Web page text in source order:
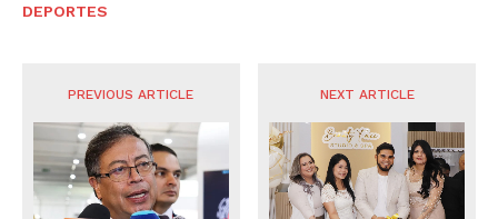
DEPORTES
PREVIOUS ARTICLE NEXT ARTICLE